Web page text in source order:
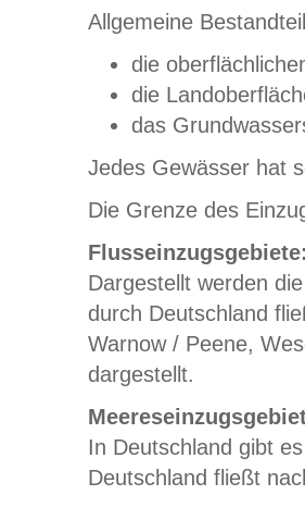
Allgemeine
die
die
das
Jedes Gewässer hat
Die Grenze des
Dargestellt werden
durch Deutschland
Warnow / Peene,
dargestellt.
In Deutschland gibt
Deutschland fließt